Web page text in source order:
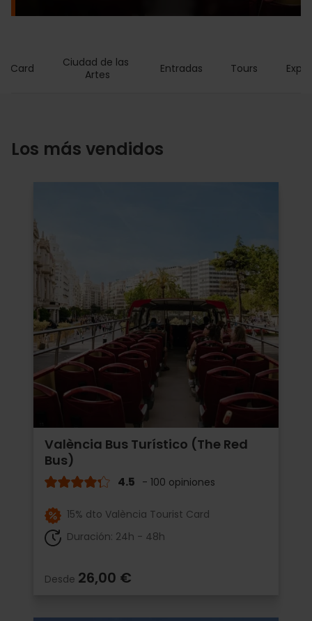
Card
Ciudad de las
Artes
Entradas Tours
Los más vendidos
València Bus Turístico (The Red
Bus)
4.5 - 100 opiniones
15% dto València Tourist Card
Duración: 24h - 48h
Desde 26,00 €